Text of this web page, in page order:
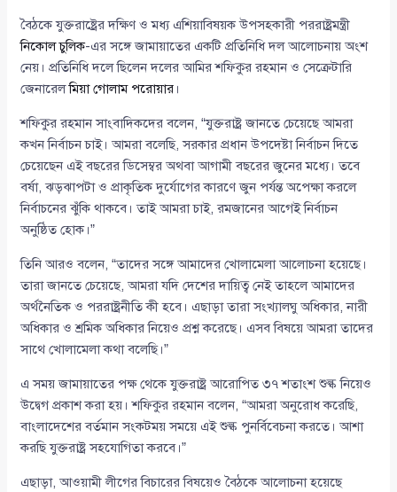
বৈঠকে যুক্তরাষ্ট্রের দক্ষিণ ও মধ্য এশিয়াবিষয়ক উপসহকারী পররাষ্ট্রমন্ত্রী
নিকোল চুলিক-এর সঙ্গে জামায়াতের একটি প্রতিনিধি দল আলোচনায় অংশ
নেয়। প্রতিনিধি দলে ছিলেন দলের আমির শফিকুর রহমান ও সেক্রেটারি
জেনারেলমিয়া গোলাম পরোয়ার ।
শফিকুর রহমান সাংবাদিকদের বলেন, “যুক্তরাষ্ট্র জানতে চেয়েছে আমরা
কখন নির্বাচন চাই। আমরা বলেছি, সরকার প্রধান উপদেষ্টা নির্বাচন দিতে
চেয়েছেন এই বছরের ডিসেম্বর অথবা আগামী বছরের জুনের মধ্যে। তবে
বর্ষা, ঝড়ঝাপটা ও প্রাকৃতিক দুর্যোগের কারণে জুন পর্যন্ত অপেক্ষা করলে
নির্বাচনের ঝুঁকি থাকবে। তাই আমরা চাই, রমজানের আগেই নির্বাচন
অনুষ্ঠিত হোক।”
তিনি আরও বলেন, “তাদের সঙ্গে আমাদের খোলামেলা আলোচনা হয়েছে।
তারা জানতে চেয়েছে, আমরা যদি দেশের দায়িত্ব নেই তাহলে আমাদের
অর্থনৈতিক ও পররাষ্ট্রনীতি কী হবে। এছাড়া তারা সংখ্যালঘু অধিকার, নারী
অধিকার ও শ্রমিক অধিকার নিয়েও প্রশ্ন করেছে। এসব বিষয়ে আমরা তাদের
সাথে খোলামেলা কথা বলেছি।”
এ সময় জামায়াতের পক্ষ থেকে যুক্তরাষ্ট্র আরোপিত ৩৭ শতাংশ শুল্ক নিয়েও
উদ্বেগ প্রকাশ করা হয়। শফিকুর রহমান বলেন, “আমরা অনুরোধ করেছি,
বাংলাদেশের বর্তমান সংকটময় সময়ে এই শুল্ক পুনর্বিবেচনা করতে। আশা
করছি যুক্তরাষ্ট্র সহযোগিতা করবে।”
এছাড়া, আওয়ামী লীগের বিচারের বিষয়েও বৈঠকে আলোচনা হয়েছে